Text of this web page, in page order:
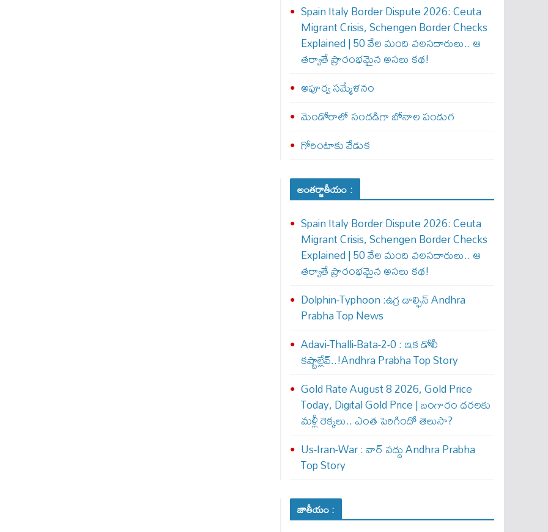
Spain Italy Border Dispute 2026: Ceuta
Migrant Crisis, Schengen Border Checks
Explained | 50 వేల మంది వలసదారులు.. ఆ
తర్వాతే ప్రారంభ‌మైన అసలు కథ!
అపూర్వ స‌మ్మేళ‌నం
మెండోరాలో సందడిగా బోనాల పండుగ
గోరింటాకు వేడుక
అంతర్జాతీయం :
Spain Italy Border Dispute 2026: Ceuta
Migrant Crisis, Schengen Border Checks
Explained | 50 వేల మంది వలసదారులు.. ఆ
తర్వాతే ప్రారంభ‌మైన అసలు కథ!
Dolphin-Typhoon :ఉగ్ర డాల్ఫిన్ Andhra
Prabha Top News
Adavi-Thalli-Bata-2-0 : ఇక డోలీ
క‌ష్టాల్లేవ్..!Andhra Prabha Top Story
Gold Rate August 8 2026, Gold Price
Today, Digital Gold Price | బంగారం ధరలకు
మళ్లీ రెక్కలు.. ఎంత పెరిగిందో తెలుసా?
Us-Iran-War : వార్ వ‌ద్దు Andhra Prabha
Top Story
జాతీయం :